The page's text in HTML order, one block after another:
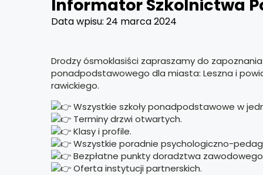
Informator Szkolnictwa
Data wpisu:24 marca 2024
Drodzy ósmoklasiści zapraszamy do
ponadpodstawowego dla miasta: Leszna i
rawickiego.
Wszystkie szkoły ponadpodstawowe w
Terminy drzwi otwartych.
Klasy i profile.
Wszystkie poradnie psychologiczno-
Bezpłatne punkty doradztwa
Oferta instytucji partnerskich.